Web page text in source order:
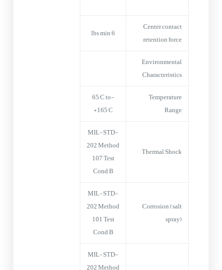
Center contact
retention force
6 lbs min
Environmental
Characteristics
Temperature
Range
-65°C to
+165°C
Thermal Shock
MIL-STD-
202 Method
107 Test
Cond B
Corrosion (salt
spray)
MIL-STD-
202 Method
101 Test
Cond B
MIL-STD-
202 Method